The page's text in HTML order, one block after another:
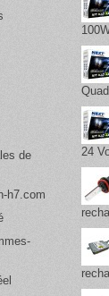
de
h7.com
Quad
24